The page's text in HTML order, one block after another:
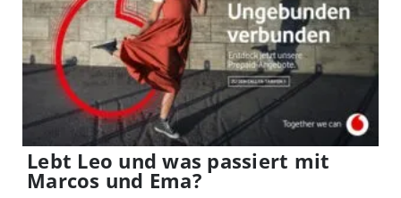
Lebt Leo und was passiert mit
Marcos und Ema?